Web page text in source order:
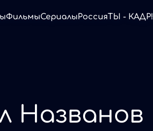
ФильмыСериалыРоссияТЫ - КАДР!
Названов